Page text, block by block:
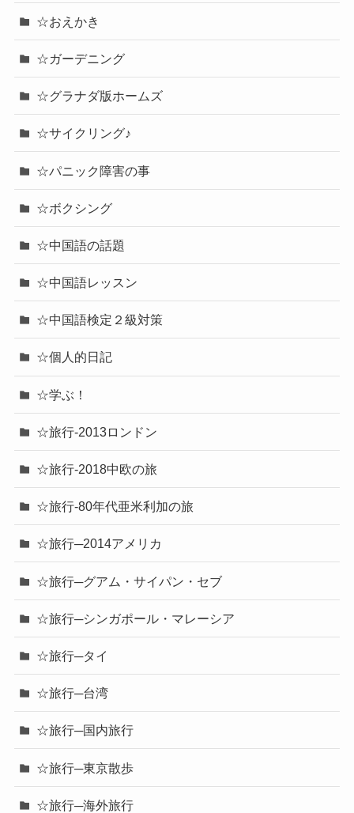
☆おえかき
☆ガーデニング
☆グラナダ版ホームズ
☆サイクリング♪
☆パニック障害の事
☆ボクシング
☆中国語の話題
☆中国語レッスン
☆中国語検定２級対策
☆個人的日記
☆学ぶ！
☆旅行-2013ロンドン
☆旅行-2018中欧の旅
☆旅行-80年代亜米利加の旅
☆旅行─2014アメリカ
☆旅行─グアム・サイパン・セブ
☆旅行─シンガポール・マレーシア
☆旅行─タイ
☆旅行─台湾
☆旅行─国内旅行
☆旅行─東京散歩
☆旅行─海外旅行